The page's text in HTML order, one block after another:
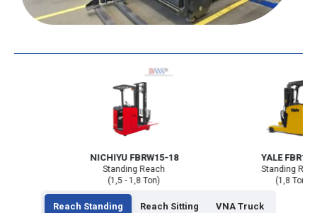
NICHIYU FBRW15-18
Standing Reach
(1,5 - 1,8 Ton)
YALE FBR18SZ
Standing Reach
(1,8 Ton)
Reach Standing Reach Sitting VNA Truck